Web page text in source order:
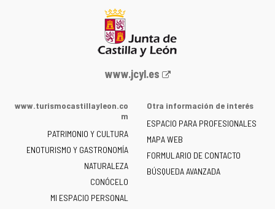
Portal
la
de
Castilla
y
León
-
www.jcyl.es
www.turismocastillayleon.co
m
PATRIMONIO Y CULTURA
ENOTURISMO Y GASTRONOMÍA
NATURALEZA
CONÓCELO
MI ESPACIO PERSONAL
Otra información de interés
ESPACIO PARA PROFESIONALES
MAPA WEB
FORMULARIO DE CONTACTO
BÚSQUEDA AVANZADA